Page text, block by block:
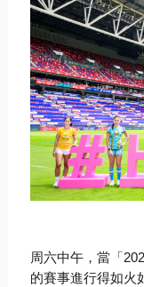
周六中午，當「
的賽事進行得如火